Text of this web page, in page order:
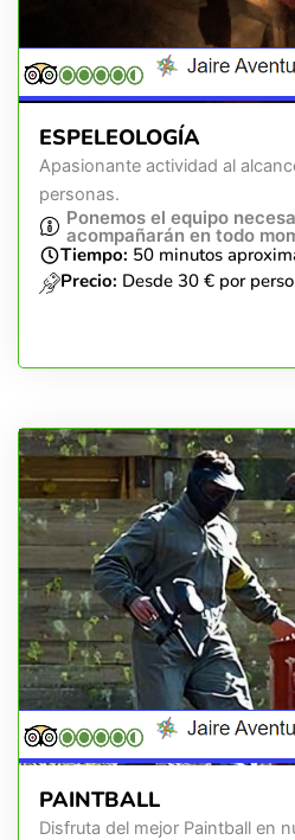
ESPELEOLOGÍA
Apasionante actividad al
personas.
Ponemos el equipo
acompañarán en todo
Tiempo: 50 minutos
Precio: Desde 30 € por
PAINTBALL
Disfruta del mejor Paintball en